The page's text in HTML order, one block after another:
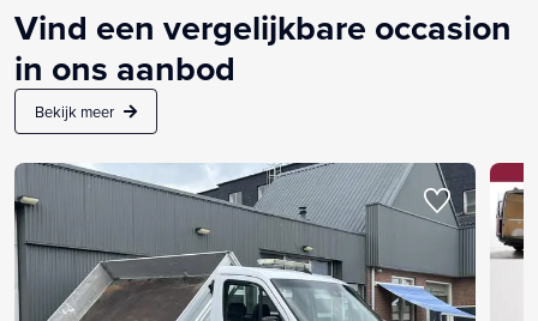
Vind een vergelijkbare occasion
in ons aanbod
Bekijk meer